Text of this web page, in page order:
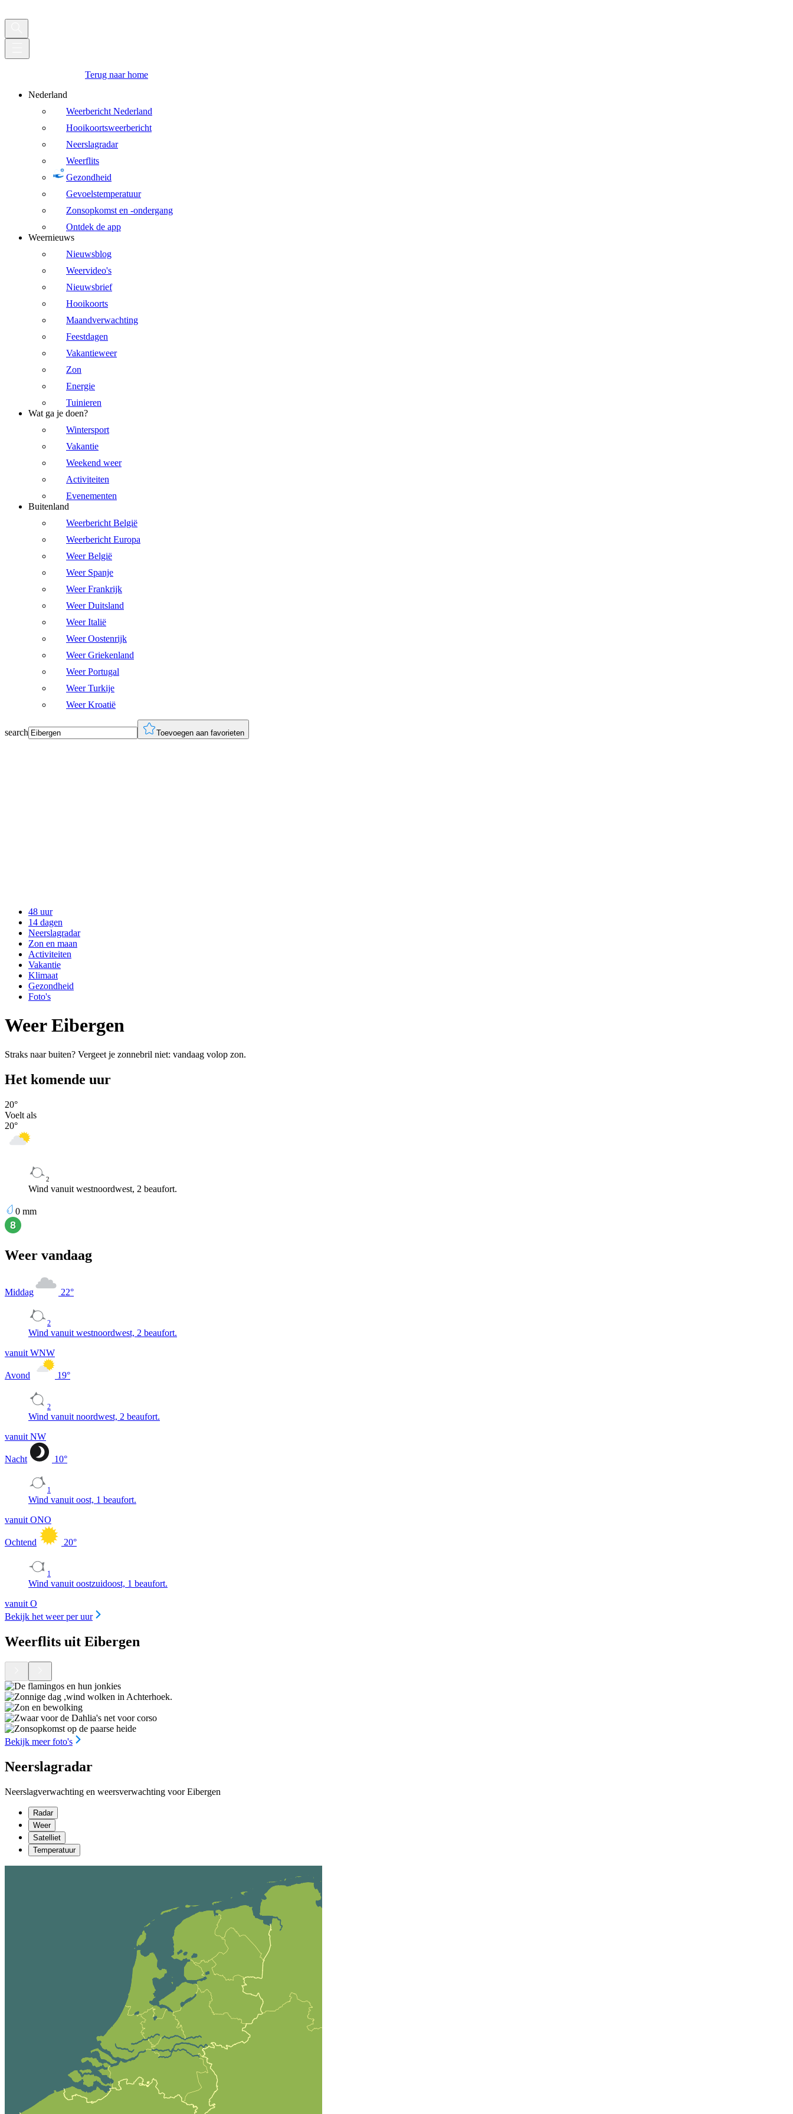
Terug naar home
Nederland
Weerbericht Nederland
Hooikoortsweerbericht
Neerslagradar
Weerflits
Gezondheid
Gevoelstemperatuur
Zonsopkomst en -ondergang
Ontdek de app
Weernieuws
Nieuwsblog
Weervideo's
Nieuwsbrief
Hooikoorts
Maandverwachting
Feestdagen
Vakantieweer
Zon
Energie
Tuinieren
Wat ga je doen?
Wintersport
Vakantie
Weekend weer
Activiteiten
Evenementen
Buitenland
Weerbericht België
Weerbericht Europa
Weer België
Weer Spanje
Weer Frankrijk
Weer Duitsland
Weer Italië
Weer Oostenrijk
Weer Griekenland
Weer Portugal
Weer Turkije
Weer Kroatië
search Toevoegen aan favorieten
48 uur
14 dagen
Neerslagradar
Zon en maan
Activiteiten
Vakantie
Klimaat
Gezondheid
Foto's
Weer Eibergen
Straks naar buiten? Vergeet je zonnebril niet: vandaag volop zon.
Het komende uur
20°
Voelt als
20°
2
Wind vanuit westnoordwest, 2 beaufort.
0 mm
Weer vandaag
Middag 22°
2
Wind vanuit westnoordwest, 2 beaufort.
vanuit WNW
Avond 19°
2
Wind vanuit noordwest, 2 beaufort.
vanuit NW
Nacht 10°
1
Wind vanuit oost, 1 beaufort.
vanuit ONO
Ochtend 20°
1
Wind vanuit oostzuidoost, 1 beaufort.
vanuit O
Bekijk het weer per uur
Weerflits uit Eibergen
Bekijk meer foto's
Neerslagradar
Neerslagverwachting en weersverwachting voor Eibergen
Radar
Weer
Satelliet
Temperatuur